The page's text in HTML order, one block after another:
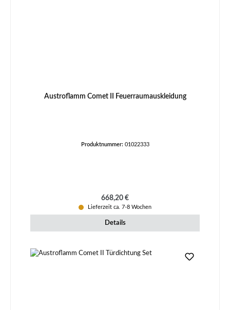
Austroflamm Comet II Feuerraumauskleidung
Produktnummer: 01022333
Regulärer Preis:
668,20 €
Lieferzeit ca. 7-8 Wochen
Details